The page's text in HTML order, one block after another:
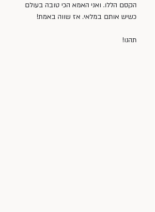
הקסם הללו. ואני האמא הכי טובה בעולם
כשיש אותם במלאי. אז שווה באמת!
תהנו!